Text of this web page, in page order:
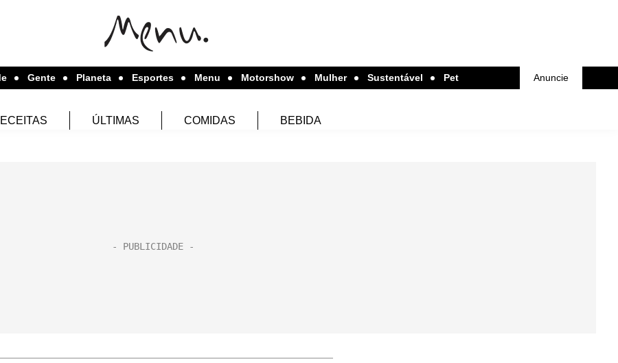
Gente Planeta Esportes Menu Motorshow Mulher Sustentável Pet Anuncie
ÚLTIMAS COMIDAS BEBIDA